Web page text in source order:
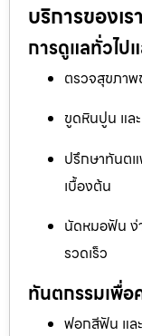
บริการของเรา
การดูแลทั่วไป
ตรวจสุขภา
ขูดหินปูน แล
ปรึกษาทันตแ
เบื้องต้น
นัดหมอฟัน ง่
รวดเร็ว
ทันตกรรมเพื่อ
ฟอกสีฟัน แล